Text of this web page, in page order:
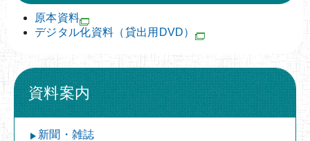
原本資料
デジタル化資料（貸出用DVD）
資料案内
新聞・雑誌